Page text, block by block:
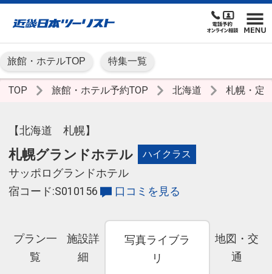
旅館・ホテルTOP 特集一覧
TOP 旅館・ホテル予約TOP 北海道 札幌・定
【北海道 札幌】
札幌グランドホテル ハイクラス
サッポログランドホテル
宿コード:S010156
口コミを見る
プラン一
覧
施設詳
細
写真ライブラ
リ
地図・交
通